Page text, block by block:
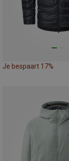
Je bespaart 17%